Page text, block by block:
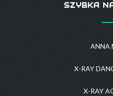
SZYBKA
ANNA
X-RAY
X-RAY